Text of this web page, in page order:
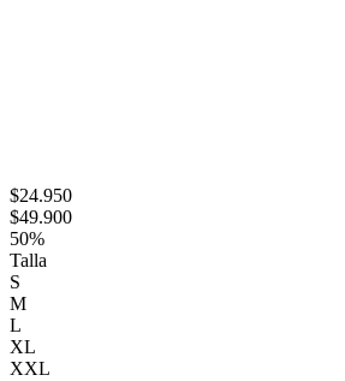
$24.950
$49.900
50%
Talla
S
M
L
XL
XXL